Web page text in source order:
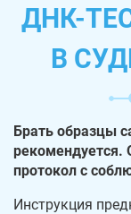
ДНК-
В
Брать образцы
рекомендуется.
протокол с
Инструкция